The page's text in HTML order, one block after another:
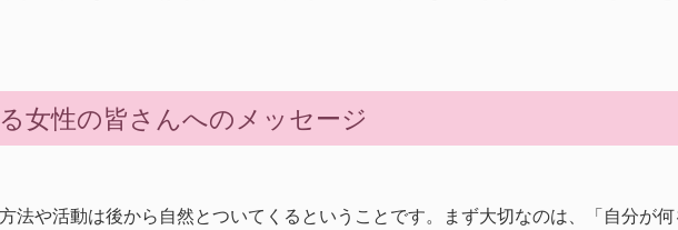
女性の皆さんへのメッセージ
法や活動は後から自然とついてくるということです。まず大切なのは、「自分が